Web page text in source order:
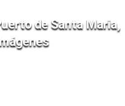
de Santa Maria,